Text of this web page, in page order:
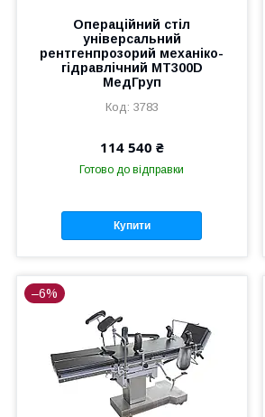
Операційний стіл
універсальний
рентгенпрозорий механіко-
гідравлічний МТ300D
МедГруп
3783
114 540 ₴
Готово до відправки
Купити
–6%